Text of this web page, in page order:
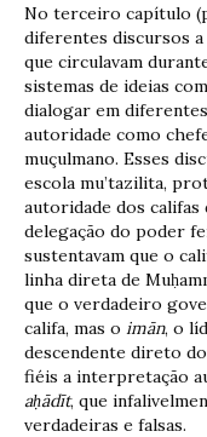
No terceiro capítulo
diferentes discursos
que circulavam
sistemas de ideias
dialogar em
autoridade como
muçulmano. Esses
escola mu’tazilita,
autoridade dos califas
delegação do poder
sustentavam que o
linha direta de
que o verdadeiro
califa, mas o imān, o
descendente direto
fiéis a interpretação
aḥādīt, que
verdadeiras e falsas.